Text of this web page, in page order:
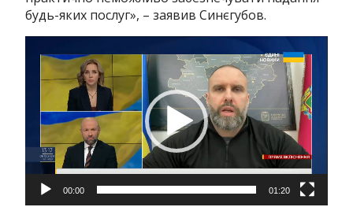
будь-яких послуг», – заявив Синєгубов.
00:00 01:20